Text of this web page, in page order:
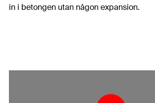
in i betongen utan någon expansion.